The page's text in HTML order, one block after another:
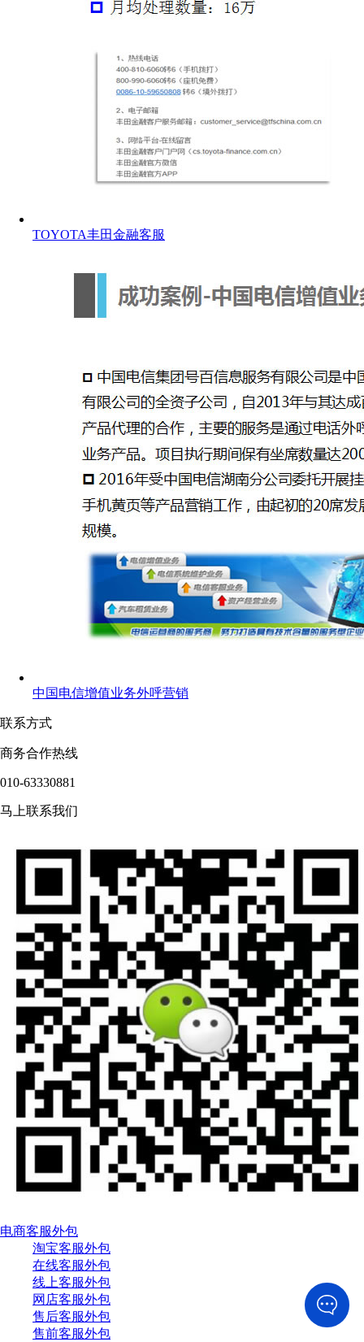
TOYOTA丰田金融客服
中国电信增值业务外呼营销
联系方式
商务合作热线
010-63330881
马上联系我们
电商客服外包
淘宝客服外包
在线客服外包
线上客服外包
网店客服外包
售后客服外包
售前客服外包